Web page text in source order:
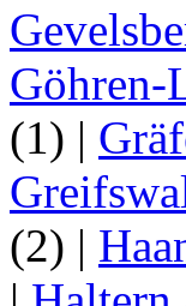
Göhren-
(1) |
(2) |